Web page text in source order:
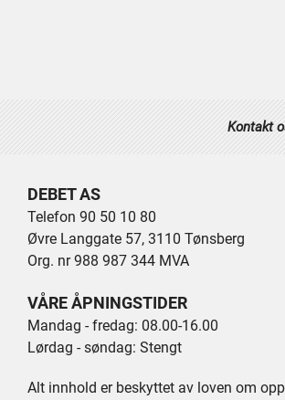
Kontakt
DEBET AS
Telefon 90 50 10 80
Øvre Langgate 57, 3110 Tønsberg
Org. nr 988 987 344 MVA
VÅRE ÅPNINGSTIDER
Mandag - fredag: 08.00-16.00
Lørdag - søndag: Stengt
Alt innhold er beskyttet av loven om